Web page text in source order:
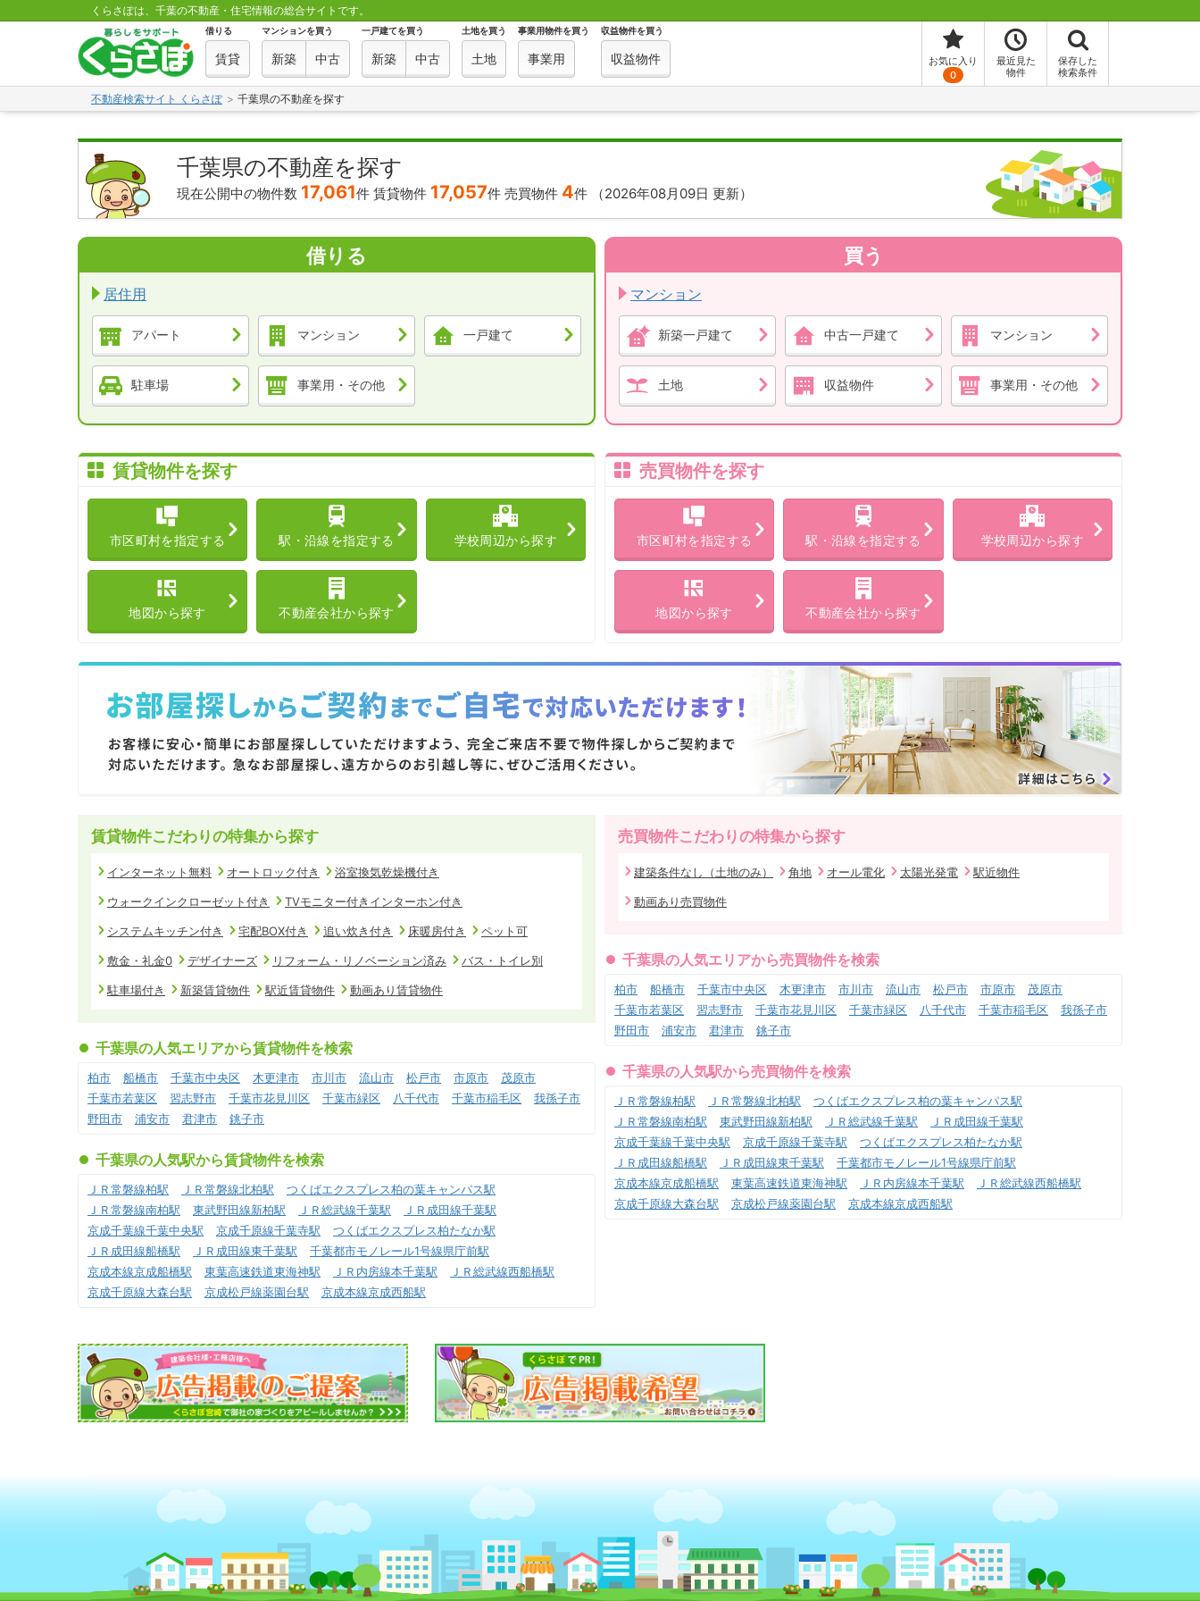
くらさぽは、千葉の不動産・住宅情報の総合サイトです。
借りる
賃貸
マンションを買う
新築 中古
一戸建てを買う
新築 中古
土地を買う
土地
事業用物件を買う
事業用
収益物件を買う
収益物件
お気に入り
0
最近見た
物件
保存した
検索条件
不動産検索サイト くらさぽ 千葉県の不動産を探す
千葉県の不動産を探す
現在公開中の物件数 17,061件 賃貸物件 17,057件 売買物件 4件 （2026年08月09日 更新）
借りる
居住用
アパート マンション 一戸建て
駐車場 事業用・その他
買う
マンション
新築一戸建て 中古一戸建て マンション
土地 収益物件 事業用・その他
賃貸物件を探す
市区町村を指定する 駅・沿線を指定する 学校周辺から探す
地図から探す 不動産会社から探す
売買物件を探す
市区町村を指定する 駅・沿線を指定する 学校周辺から探す
地図から探す 不動産会社から探す
賃貸物件こだわりの特集から探す
インターネット無料 オートロック付き 浴室換気乾燥機付き
ウォークインクローゼット付き TVモニター付きインターホン付き
システムキッチン付き 宅配BOX付き 追い炊き付き 床暖房付き ペット可
敷金・礼金0 デザイナーズ リフォーム・リノベーション済み バス・トイレ別
駐車場付き 新築賃貸物件 駅近賃貸物件 動画あり賃貸物件
千葉県の人気エリアから賃貸物件を検索
柏市 船橋市 千葉市中央区 木更津市 市川市 流山市 松戸市 市原市
茂原市
千葉市若葉区
習志野市 千葉市花見川区 千葉市緑区 八千代市 千葉市稲毛区
我孫子市
野田市
浦安市 君津市 銚子市
千葉県の人気駅から賃貸物件を検索
ＪＲ常磐線柏駅 ＪＲ常磐線北柏駅
つくばエクスプレス柏の葉キャンパス駅
ＪＲ常磐線南柏駅
東武野田線新柏駅 ＪＲ総武線千葉駅
ＪＲ成田線千葉駅
京成千葉線千葉中央駅
京成千原線千葉寺駅
つくばエクスプレス柏たなか駅
ＪＲ成田線船橋駅
ＪＲ成田線東千葉駅
千葉都市モノレール1号線県庁前駅
京成本線京成船橋駅
東葉高速鉄道東海神駅 ＪＲ内房線本千葉駅
ＪＲ総武線西船橋駅
京成千原線大森台駅
京成松戸線薬園台駅 京成本線京成西船駅
売買物件こだわりの特集から探す
建築条件なし（土地のみ） 角地 オール電化 太陽光発電 駅近物件
動画あり売買物件
千葉県の人気エリアから売買物件を検索
柏市 船橋市 千葉市中央区 木更津市 市川市 流山市 松戸市 市原市
茂原市
千葉市若葉区
習志野市 千葉市花見川区 千葉市緑区 八千代市 千葉市稲毛区
我孫子市
野田市
浦安市 君津市 銚子市
千葉県の人気駅から売買物件を検索
ＪＲ常磐線柏駅 ＪＲ常磐線北柏駅
つくばエクスプレス柏の葉キャンパス駅
ＪＲ常磐線南柏駅
東武野田線新柏駅 ＪＲ総武線千葉駅
ＪＲ成田線千葉駅
京成千葉線千葉中央駅
京成千原線千葉寺駅
つくばエクスプレス柏たなか駅
ＪＲ成田線船橋駅
ＪＲ成田線東千葉駅
千葉都市モノレール1号線県庁前駅
京成本線京成船橋駅
東葉高速鉄道東海神駅 ＪＲ内房線本千葉駅
ＪＲ総武線西船橋駅
京成千原線大森台駅
京成松戸線薬園台駅 京成本線京成西船駅